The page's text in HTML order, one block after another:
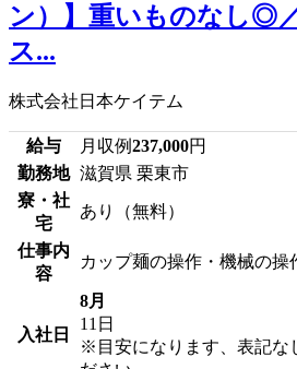
ン）】重いものなし◎
ス...
株式会社日本ケイテム
給与 月収例237,000円
勤務地 滋賀県 栗東市
寮・社
宅
あり（無料）
仕事内
容
カップ麺の操作・機械の操
入社日
8月
11日
※目安になります、表記な